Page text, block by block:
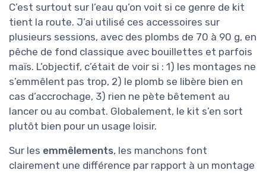
C’est surtout sur l’eau qu’on voit si ce genre de kit
tient la route. J’ai utilisé ces accessoires sur
plusieurs sessions, avec des plombs de 70 à 90 g, en
pêche de fond classique avec bouillettes et parfois
maïs. L’objectif, c’était de voir si : 1) les montages ne
s’emmêlent pas trop, 2) le plomb se libère bien en
cas d’accrochage, 3) rien ne pète bêtement au
lancer ou au combat. Globalement, le kit s’en sort
plutôt bien pour un usage loisir.
Sur les emmêlements, les manchons font
clairement une différence par rapport à un montage